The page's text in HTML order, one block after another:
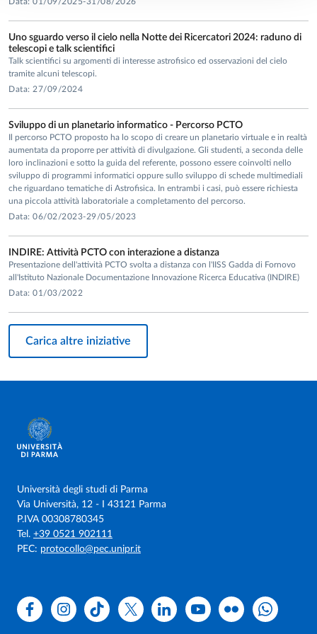
Uno sguardo verso il cielo nella Notte dei Ricercatori 2024: raduno di
telescopi e talk scientifici
Talk scientifici su argomenti di interesse astrofisico ed osservazioni del cielo
tramite alcuni telescopi.
Data: 27/09/2024
Sviluppo di un planetario informatico - Percorso PCTO
Il percorso PCTO proposto ha lo scopo di creare un planetario virtuale e in realtà
aumentata da proporre per attività di divulgazione. Gli studenti, a seconda delle
loro inclinazioni e sotto la guida del referente, possono essere coinvolti nello
sviluppo di programmi informatici oppure sullo sviluppo di schede multimediali
che riguardano tematiche di Astrofisica. In entrambi i casi, può essere richiesta
una piccola attività laboratoriale a completamento del percorso.
Data: 06/02/2023-29/05/2023
INDIRE: Attività PCTO con interazione a distanza
Presentazione dell'attività PCTO svolta a distanza con l'IISS Gadda di Fornovo
all'Istituto Nazionale Documentazione Innovazione Ricerca Educativa (INDIRE)
Data: 01/03/2022
Carica altre iniziative
Università degli studi di Parma
Via Università, 12 - I 43121 Parma
P.IVA 00308780345
Tel. +39 0521 902111
PEC: protocollo@pec.unipr.it
FacebookInstagramTikTok X LinkedinYoutubeFlickr